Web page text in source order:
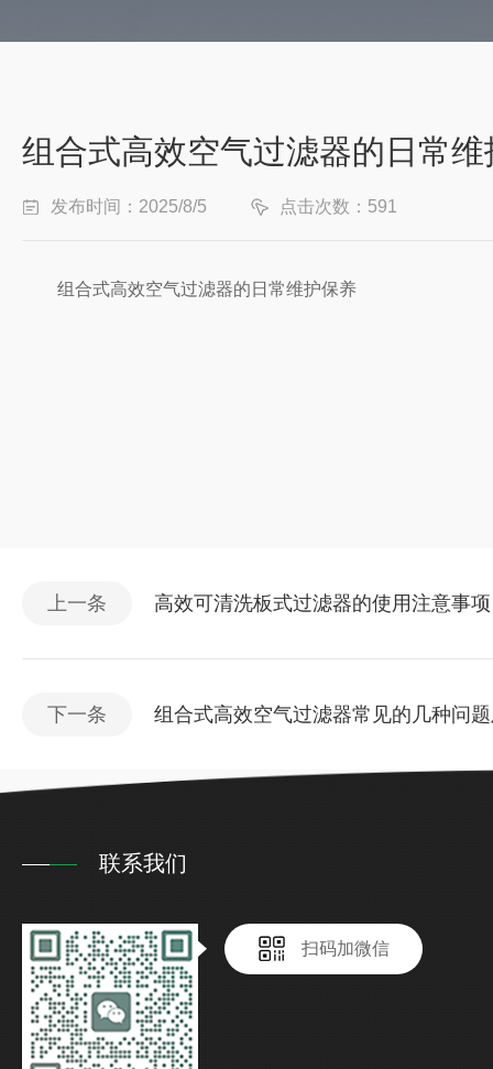
组合式高效空气过滤器的日常维
发布时间：2025/8/5 点击次数：591
组合式高效空气过滤器的日常维护保养
上一条 高效可清洗板式过滤器的使用注意事项
下一条 组合式高效空气过滤器常见的几种问
联系我们
扫码加微信